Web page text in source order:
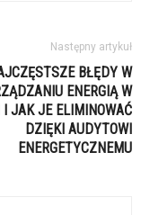
Następny artykuł
BŁĘDY W
ENERGIĄ W
I JAK JE ELIMINOWAĆ
DZIĘKI AUDYTOWI
ENERGETYCZNEMU